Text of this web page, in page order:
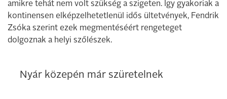
amikre tehát nem volt szükség a szigeten. Így gyakoriak a
kontinensen elképzelhetetlenül idős ültetvények, Fendrik
Zsóka szerint ezek megmentéséért rengeteget
dolgoznak a helyi szőlészek.
Nyár közepén már szüretelnek